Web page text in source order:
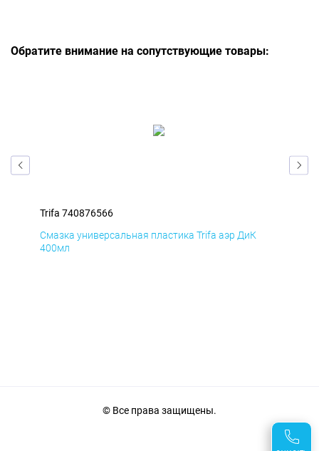
Обратите внимание на сопутствующие товары:
Trifa 740876566
Смазка универсальная пластика Trifa аэр ДиК
400мл
© Все права защищены.